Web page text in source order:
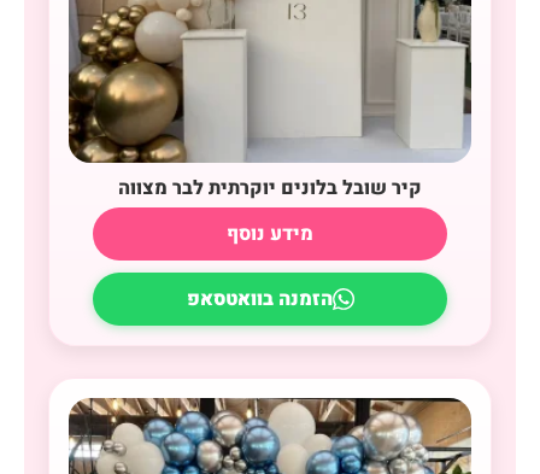
קיר שובל בלונים יוקרתית לבר מצווה
מידע נוסף
הזמנה בוואטסאפ